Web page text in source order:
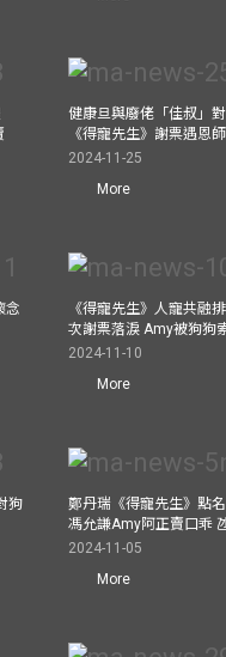
健康旦與廢佬「佳叔」
《得寵先生》謝票遇恩
2024-11-25
More
念
《得寵先生》人寵共融
次謝票落淚 Amy被狗狗
2024-11-10
More
狗
鄭丹瑞《得寵先生》點
馮允謙Amy阿正賣口乖
2024-11-05
More